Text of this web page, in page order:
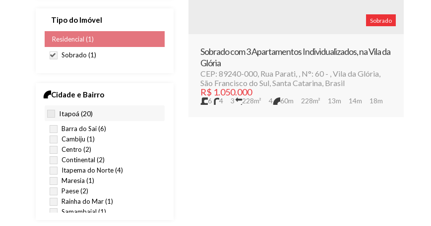
Tipo do Imóvel
Residencial (1)
Sobrado (1)
Cidade e Bairro
Itapoá (20)
Barra do Sai (6)
Cambiju (1)
Centro (2)
Continental (2)
Itapema do Norte (4)
Maresia (1)
Paese (2)
Rainha do Mar (1)
Samambaial (1)
Sobrado
Sobrado com 3 Apartamentos Individualizados, na Vila da
Glória
R$ 1.050.000
CEP: 89240-000, Rua Parati , N°: 60 ,Vila da Glória,
São Francisco do Sul,Santa Catarina, Brasil
6 4 3 228m² 4 60m 228m² 13m 14m
18m